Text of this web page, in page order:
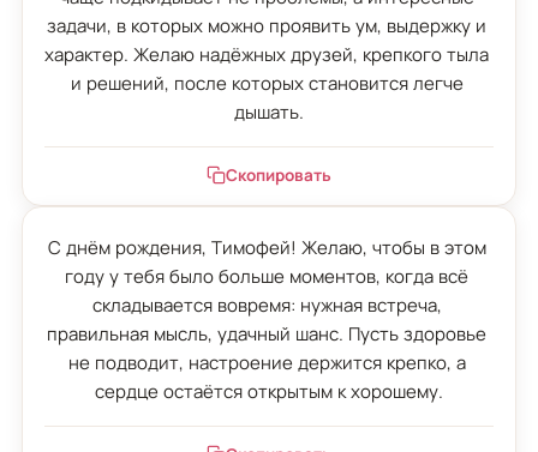
задачи, в которых можно проявить ум, выдержку и
характер. Желаю надёжных друзей, крепкого тыла
и решений, после которых становится легче
дышать.
Скопировать
С днём рождения, Тимофей! Желаю, чтобы в этом
году у тебя было больше моментов, когда всё
складывается вовремя: нужная встреча,
правильная мысль, удачный шанс. Пусть здоровье
не подводит, настроение держится крепко, а
сердце остаётся открытым к хорошему.